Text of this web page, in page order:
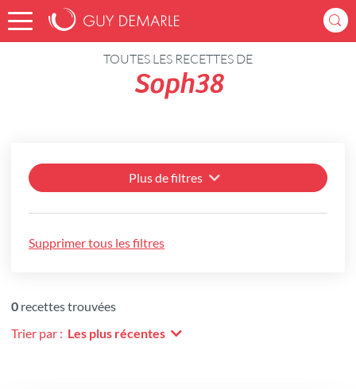
Accueil Recettes
TOUTES LES RECETTES DE
Soph38
Plus de filtres
Supprimer tous les filtres
0 recettes trouvées
Trier par : Les plus récentes